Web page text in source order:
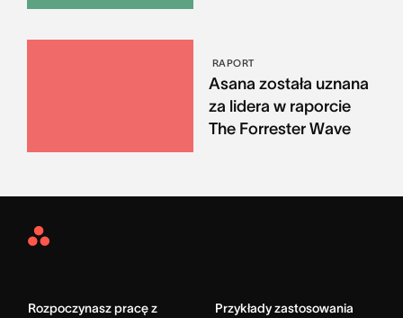
RAPORT
Asana została uznana
za lidera w raporcie
The Forrester Wave
Asana
Rozpoczynasz pracę z
Przykłady zastosowania